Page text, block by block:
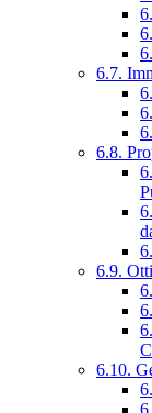
6.7.
6.8.
6.9.
6.10.